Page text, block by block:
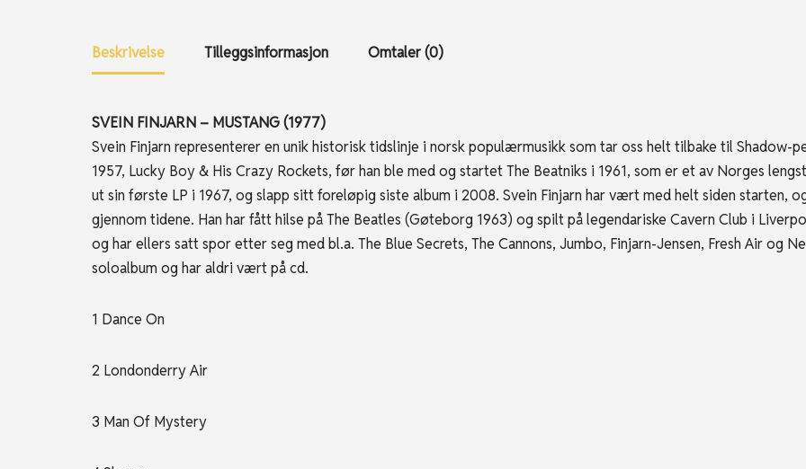
Beskrivelse Tilleggsinformasjon Omtaler (0)
SVEIN FINJARN – MUSTANG (1977)
Svein Finjarn representerer en unik historisk tidslinje i norsk populærmusikk som tar oss helt tilbake til Shadow-
1957, Lucky Boy & His Crazy Rockets, før han ble med og startet The Beatniks i 1961, som er et av Norges
ut sin første LP i 1967, og slapp sitt foreløpig siste album i 2008. Svein Finjarn har vært med helt siden starten,
gjennom tidene. Han har fått hilse på The Beatles (Gøteborg 1963) og spilt på legendariske Cavern Club i
og har ellers satt spor etter seg med bl.a. The Blue Secrets, The Cannons, Jumbo, Finjarn-Jensen, Fresh Air og
soloalbum og har aldri vært på cd.
1 Dance On
2 Londonderry Air
3 Man Of Mystery